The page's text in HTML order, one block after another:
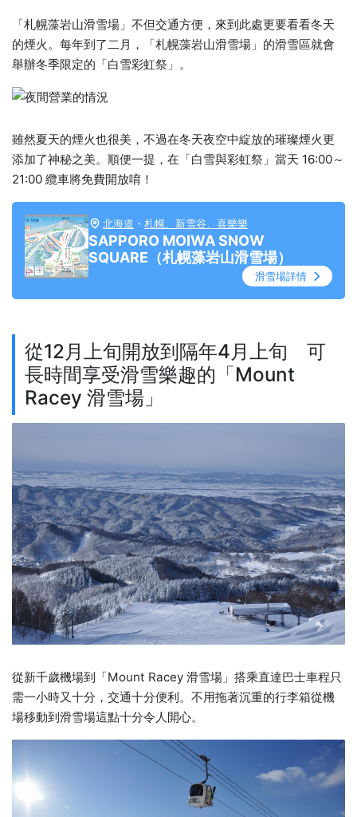
「札幌藻岩山滑雪場」不但交通方便，來到此處更要看看冬天
的煙火。每年到了二月，「札幌藻岩山滑雪場」的滑雪區就會
舉辦冬季限定的「白雪彩虹祭」。
雖然夏天的煙火也很美，不過在冬天夜空中綻放的璀璨煙火更
添加了神秘之美。順便一提，在「白雪與彩虹祭」當天 16:00～
21:00 纜車將免費開放唷！
北海道 ・ 札幌、新雪谷、喜樂樂
SAPPORO MOIWA SNOW
SQUARE（札幌藻岩山滑雪場）
滑雪場詳情
從12月上旬開放到隔年4月上旬 可
長時間享受滑雪樂趣的「Mount
Racey 滑雪場」
從新千歲機場到「Mount Racey 滑雪場」搭乘直達巴士車程只
需一小時又十分，交通十分便利。不用拖著沉重的行李箱從機
場移動到滑雪場這點十分令人開心。